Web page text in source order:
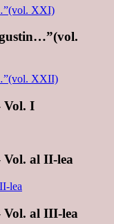
Vol. I
Vol. al II-lea
Vol. al III-lea